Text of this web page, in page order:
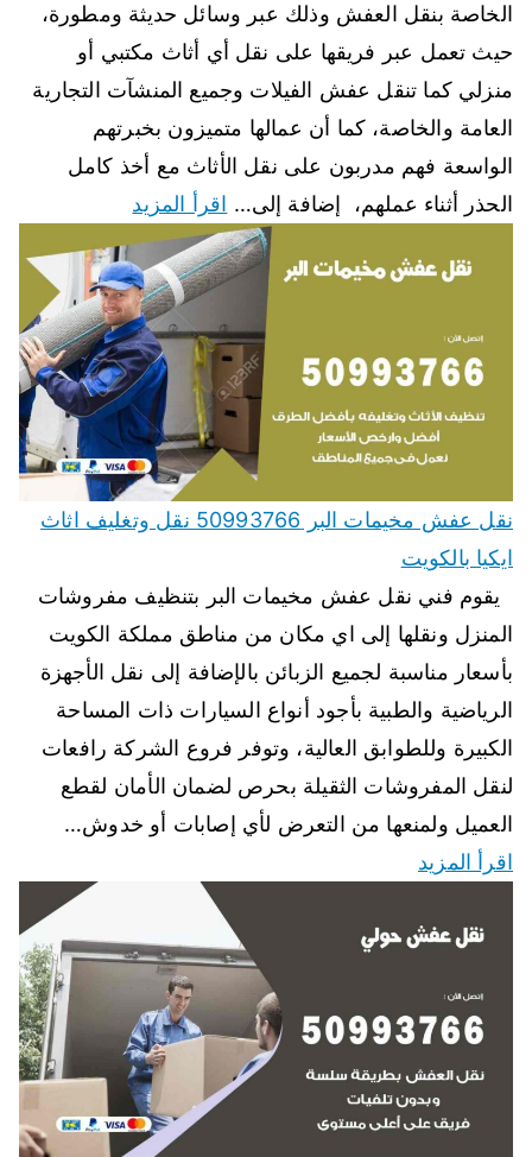
الخاصة بنقل العفش وذلك عبر وسائل حديثة ومطورة،
حيث تعمل عبر فريقها على نقل أي أثاث مكتبي أو
منزلي كما تنقل عفش الفيلات وجميع المنشآت التجارية
العامة والخاصة، كما أن عمالها متميزون بخبرتهم
الواسعة فهم مدربون على نقل الأثاث مع أخذ كامل
الحذر أثناء عملهم، إضافة إلى… اقرأ المزيد
نقل عفش مخيمات البر 50993766 نقل وتغليف اثاث
ايكيا بالكويت
يقوم فني نقل عفش مخيمات البر بتنظيف مفروشات
المنزل ونقلها إلى اي مكان من مناطق مملكة الكويت
بأسعار مناسبة لجميع الزبائن بالإضافة إلى نقل الأجهزة
الرياضية والطبية بأجود أنواع السيارات ذات المساحة
الكبيرة وللطوابق العالية، وتوفر فروع الشركة رافعات
لنقل المفروشات الثقيلة بحرص لضمان الأمان لقطع
العميل ولمنعها من التعرض لأي إصابات أو خدوش…
اقرأ المزيد